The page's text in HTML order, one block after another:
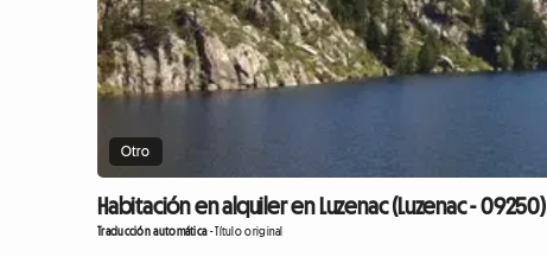
Otro
Habitación en alquiler en Luzenac (Luzenac - 09250)
Traducción automática-Título original